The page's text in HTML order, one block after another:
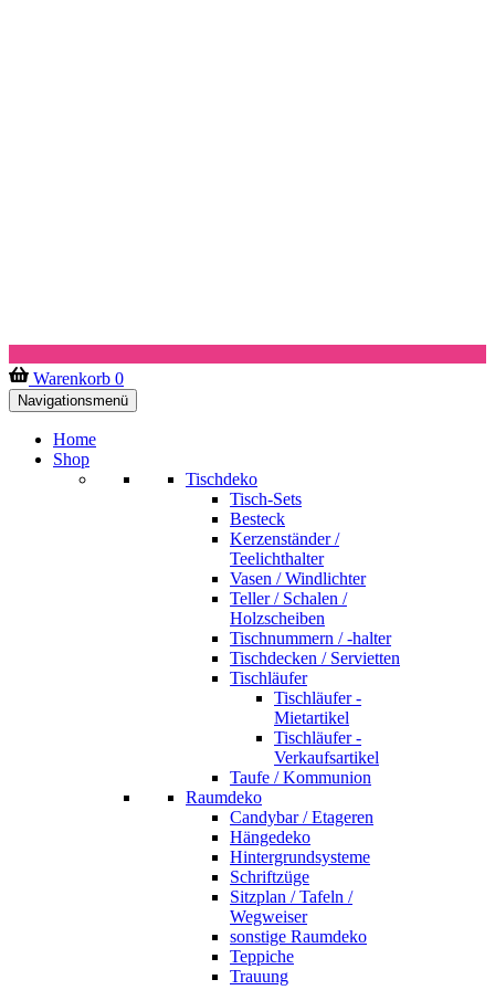
Warenkorb 0
Navigationsmenü
Home
Shop
Tischdeko
Tisch-Sets
Besteck
Kerzenständer /
Teelichthalter
Vasen / Windlichter
Teller / Schalen /
Holzscheiben
Tischnummern / -halter
Tischdecken / Servietten
Tischläufer
Tischläufer -
Mietartikel
Tischläufer -
Verkaufsartikel
Taufe / Kommunion
Raumdeko
Candybar / Etageren
Hängedeko
Hintergrundsysteme
Schriftzüge
Sitzplan / Tafeln /
Wegweiser
sonstige Raumdeko
Teppiche
Trauung